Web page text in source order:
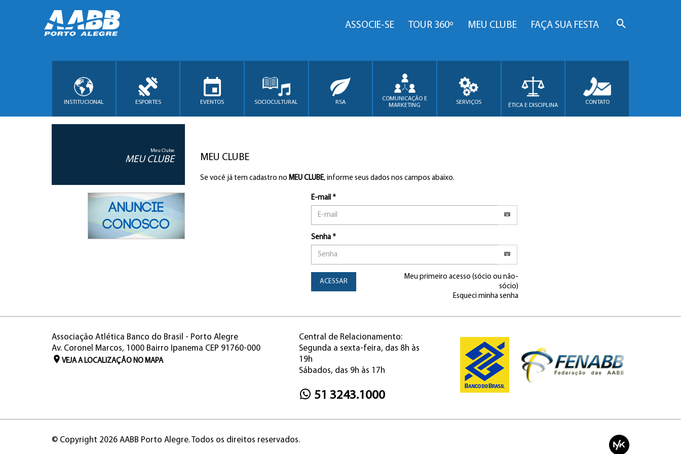
ASSOCIE-SE TOUR 360º MEU CLUBE FAÇA SUA FESTA
INSTITUCIONAL ESPORTES EVENTOS SOCIOCULTURAL RSA
COMUNICAÇÃO E
MARKETING
SERVIÇOS ÉTICA E DISCIPLINA CONTATO
Meu Clube
MEU CLUBE MEU CLUBE
Se você já tem cadastro no MEU CLUBE, informe seus dados nos campos abaixo.
E-mail *
Senha *
ACESSAR
Meu primeiro acesso (sócio ou não-
sócio)
Esqueci minha senha
Associação Atlética Banco do Brasil - Porto Alegre
Av. Coronel Marcos, 1000 Bairro Ipanema CEP 91760-000
VEJA A LOCALIZAÇÃO NO MAPA
Central de Relacionamento:
Segunda a sexta-feira, das 8h às
19h
Sábados, das 9h às 17h
51 3243.1000
© Copyright 2026 AABB Porto Alegre. Todos os direitos reservados.